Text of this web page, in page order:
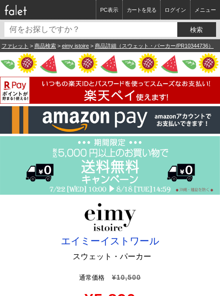
ログイン メニュー
カートを見る
PC表示
ファレット > 商品検索 > eimy istoire > 商品詳細（スウェット・パーカー/PR10344736）
エイミーイストワール
スウェット・パーカー
通常価格 ¥10,500